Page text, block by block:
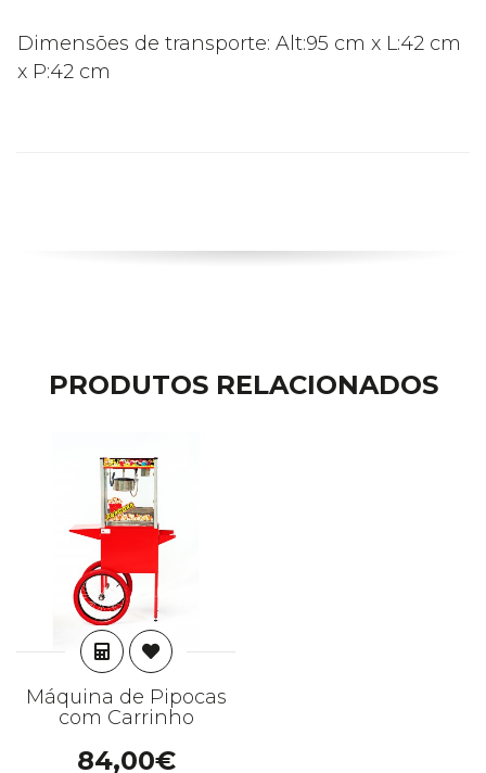
Dimensões de transporte: Alt:95 cm x L:42 cm
x P:42 cm
PRODUTOS RELACIONADOS
ADICIONAR
Máquina de Pipocas
com Carrinho
84,00€